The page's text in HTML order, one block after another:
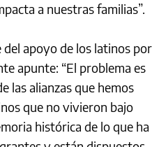
a nuestras familias”.
apoyo de los latinos por
apunte: “El problema es
las alianzas que hemos
que no vivieron bajo
histórica de lo que ha